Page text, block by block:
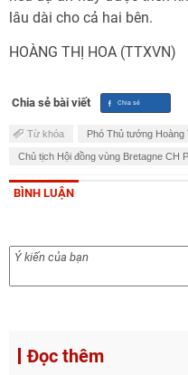
lâu dài cho cả hai bên.
HOÀNG THỊ HOA (TTXVN)
Chia sẻ bài viết
Từ khóa Phó Thủ tướng Hoàng
Chủ tịch Hội đồng vùng Bretagne CH
BÌNH LUẬN
Đọc thêm